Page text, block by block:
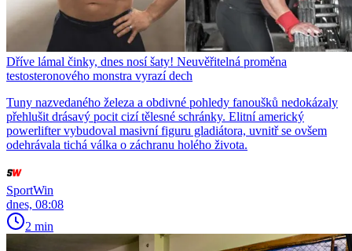
Dříve lámal činky, dnes nosí šaty! Neuvěřitelná proměna
testosteronového monstra vyrazí dech
Tuny nazvedaného železa a obdivné pohledy fanoušků nedokázaly
přehlušit drásavý pocit cizí tělesné schránky. Elitní americký
powerlifter vybudoval masivní figuru gladiátora, uvnitř se ovšem
odehrávala tichá válka o záchranu holého života.
SportWin
dnes, 08:08
2 min